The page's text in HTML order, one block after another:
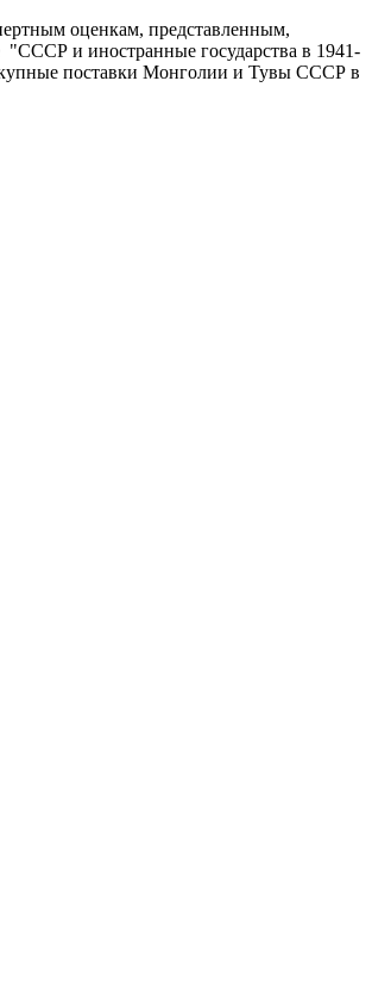
оценкам, представленным,
"СССР и иностранные государства в 1941-
поставки Монголии и Тувы СССР в